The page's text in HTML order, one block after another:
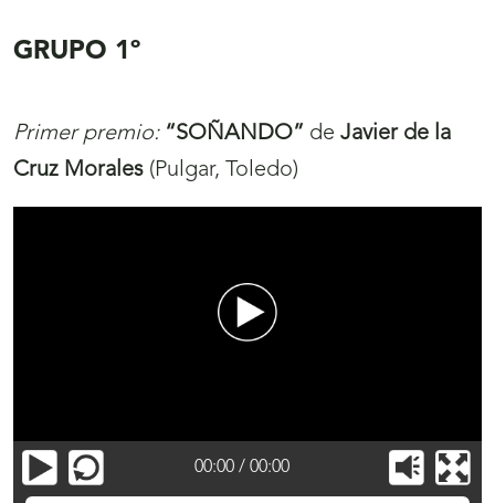
GRUPO 1º
Primer premio: “SOÑANDO” de Javier de la
Cruz Morales (Pulgar, Toledo)
00:00 / 00:00